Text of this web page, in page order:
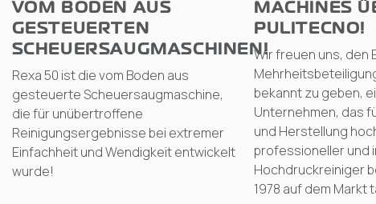
VOM BODEN AUS
GESTEUERTEN
SCHEUERSAUGMASCHINEN!
Rexa 50 ist die vom Boden aus
gesteuerte Scheuersaugmaschine,
die für unübertroffene
Reinigungsergebnisse bei extremer
Einfachheit und Wendigkeit entwickelt
wurde!
MACHINES
PULITECNO!
Wir freuen uns, den
bekannt zu geben,
Unternehmen, das
und Herstellung
professioneller und
Hochdruckreiniger
1978 auf dem Markt